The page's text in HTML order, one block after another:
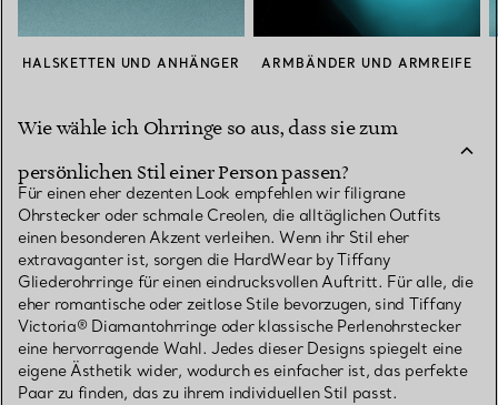
HALSKETTEN UND ANHÄNGER ARMBÄNDER UND ARMREIFE
Wie wähle ich Ohrringe so aus, dass sie zum
persönlichen Stil einer Person passen?
Für einen eher dezenten Look empfehlen wir filigrane
Ohrstecker oder schmale Creolen, die alltäglichen Outfits
einen besonderen Akzent verleihen. Wenn ihr Stil eher
extravaganter ist, sorgen die HardWear by Tiffany
Gliederohrringe für einen eindrucksvollen Auftritt. Für alle, die
eher romantische oder zeitlose Stile bevorzugen, sind Tiffany
Victoria® Diamantohrringe oder klassische Perlenohrstecker
eine hervorragende Wahl. Jedes dieser Designs spiegelt eine
eigene Ästhetik wider, wodurch es einfacher ist, das perfekte
Paar zu finden, das zu ihrem individuellen Stil passt.